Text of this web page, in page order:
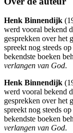
Henk Binnendijk
werd vooral bekend
gesprekken over het
spreekt nog steeds
bekendste boeken
verlangen van God.
Henk Binnendijk
werd vooral bekend
gesprekken over het
spreekt nog steeds
bekendste boeken
verlangen van God.